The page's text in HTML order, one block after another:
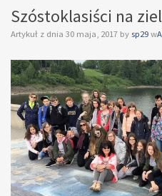
Szóstoklasiści na
Artykuł z dnia 30 maja, 2017 by sp29 w